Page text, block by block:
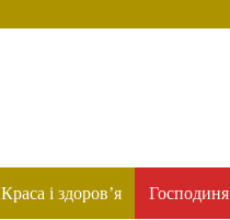
Краса і здоров’я Господиня